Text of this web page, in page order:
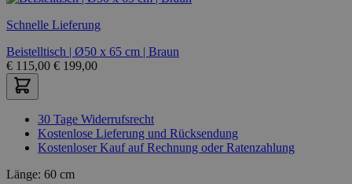
Schnelle Lieferung
Beistelltisch | Ø50 x 65 cm | Braun
€ 115,00 € 199,00
30 Tage Widerrufsrecht
Kostenlose Lieferung und Rücksendung
Kostenloser Kauf auf Rechnung oder Ratenzahlung
Länge: 60 cm